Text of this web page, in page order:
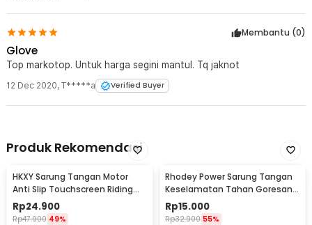
Membantu (0)
Glove
Top markotop. Untuk harga segini mantul. Tq jaknot
12 Dec 2020, T*****a Verified Buyer
Produk Rekomendasi
HKXY Sarung Tangan Motor
Anti Slip Touchscreen Riding
Glove 1 Pair M
Rp24.900
Rp47.900 49%
Rhodey Power Sarung Tangan
Keselamatan Tahan Goresan
Pisau - EN388
Rp15.000
Rp32.900 55%